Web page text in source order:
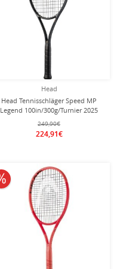
Head
Head Tennisschläger Speed MP
Legend 100in/300g/Turnier 2025
schwarz/gold - unbesaitet -
249,90€
224,91€
10% reduziert